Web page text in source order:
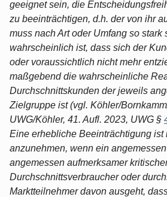
geeignet sein, die
zu beeinträchtigen, d.h. der von ihr
muss nach Art oder Umfang so stark
wahrscheinlich ist, dass sich der
oder voraussichtlich nicht mehr
maßgebend die wahrscheinliche
Durchschnittskunden der jeweils
Zielgruppe ist (vgl. Köhler/
UWG/Köhler, 41. Aufl. 2023, UWG §
Eine erhebliche Beeinträchtigung ist
anzunehmen, wenn ein
angemessen aufmerksamer
Durchschnittsverbraucher oder
Marktteilnehmer davon ausgeht,